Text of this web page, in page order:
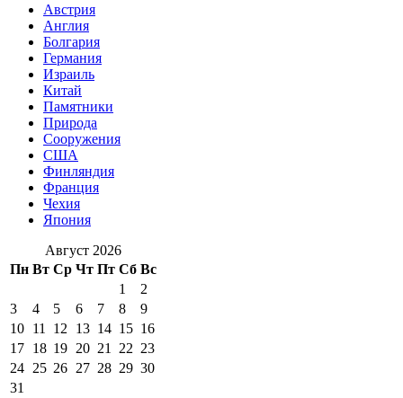
Австрия
Англия
Болгария
Германия
Израиль
Китай
Памятники
Природа
Сооружения
США
Финляндия
Франция
Чехия
Япония
Август 2026
Пн Вт Ср Чт Пт Сб Вс
1
2
3
4 5 6 7 8
9
10 11 12 13 14 15 16
17 18 19 20 21 22 23
24 25 26 27 28 29 30
31